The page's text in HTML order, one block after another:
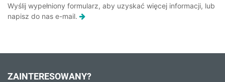
Wyślij wypełniony formularz, aby uzyskać więcej informacji, lub
napisz do nas e-mail.
ZAINTERESOWANY?